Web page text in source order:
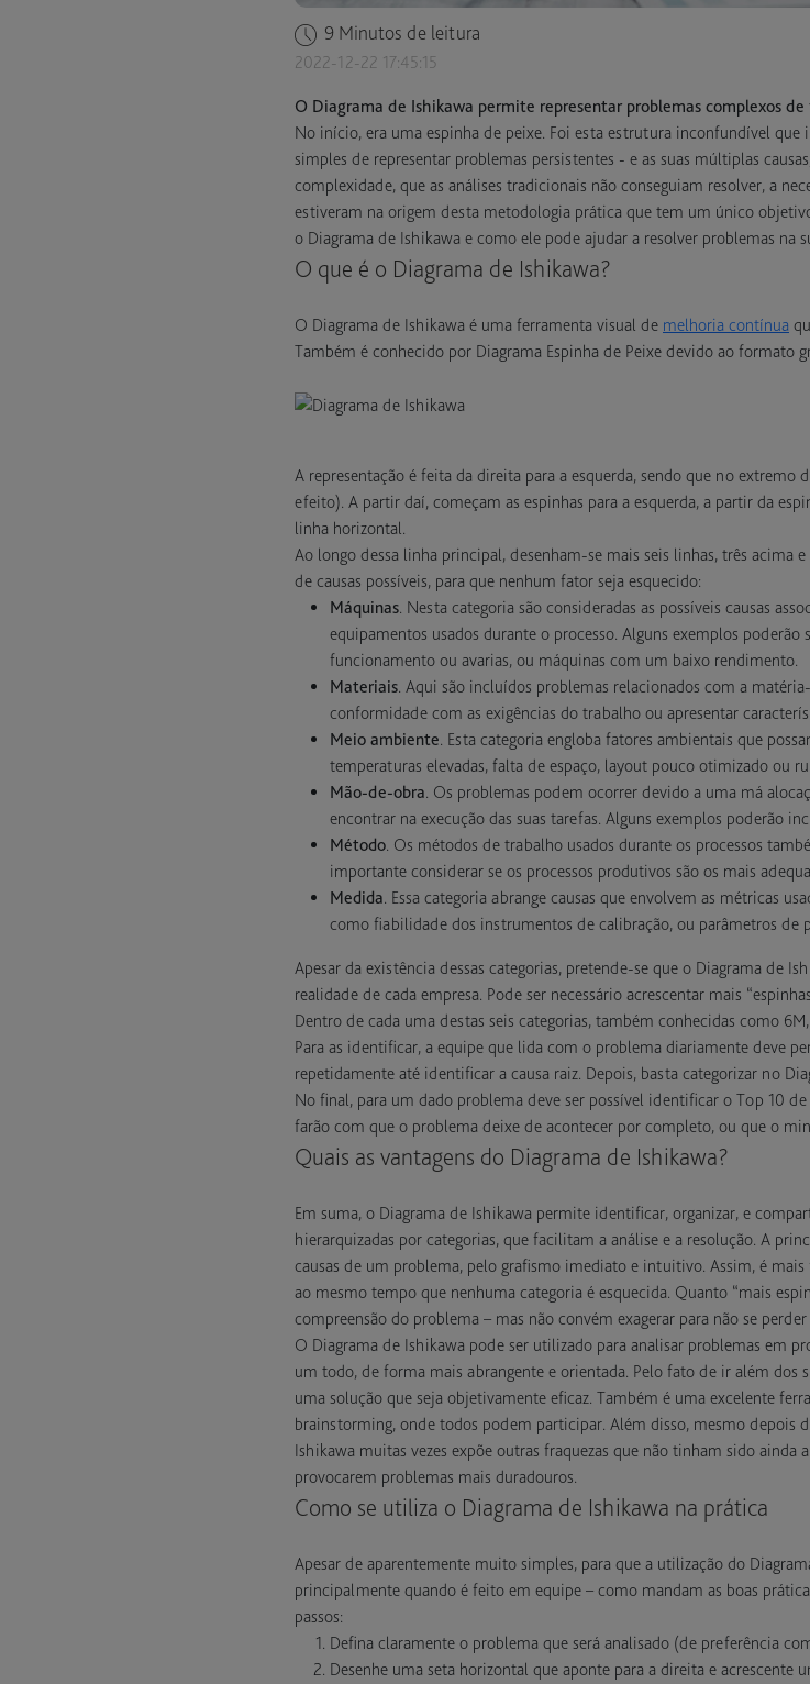
9 Minutos de leitura
2022-12-22 17:45:15
O Diagrama de Ishikawa permite representar problemas complexos
No início, era uma espinha de peixe. Foi esta estrutura inconfundível
simples de representar problemas persistentes - e as suas múltiplas
complexidade, que as análises tradicionais não conseguiam resolver, a
estiveram na origem desta metodologia prática que tem um único
o Diagrama de Ishikawa e como ele pode ajudar a resolver problemas na
O que é o Diagrama de Ishikawa?
O Diagrama de Ishikawa é uma ferramenta visual de melhoria contínua
Também é conhecido por Diagrama Espinha de Peixe devido ao formato
A representação é feita da direita para a esquerda, sendo que no
efeito). A partir daí, começam as espinhas para a esquerda, a partir da
linha horizontal.
Ao longo dessa linha principal, desenham-se mais seis linhas, três acima
de causas possíveis, para que nenhum fator seja esquecido:
Máquinas. Nesta categoria são consideradas as possíveis causas
equipamentos usados durante o processo. Alguns exemplos
funcionamento ou avarias, ou máquinas com um baixo rendimento.
Materiais. Aqui são incluídos problemas relacionados com a
conformidade com as exigências do trabalho ou apresentar
Meio ambiente. Esta categoria engloba fatores ambientais que
temperaturas elevadas, falta de espaço, layout pouco otimizado ou
Mão-de-obra. Os problemas podem ocorrer devido a uma má
encontrar na execução das suas tarefas. Alguns exemplos poderão
Método. Os métodos de trabalho usados durante os processos
importante considerar se os processos produtivos são os mais
Medida. Essa categoria abrange causas que envolvem as métricas
como fiabilidade dos instrumentos de calibração, ou parâmetros de
Apesar da existência dessas categorias, pretende-se que o Diagrama de
realidade de cada empresa. Pode ser necessário acrescentar mais
Dentro de cada uma destas seis categorias, também conhecidas como
Para as identificar, a equipe que lida com o problema diariamente deve
repetidamente até identificar a causa raiz. Depois, basta categorizar no
No final, para um dado problema deve ser possível identificar o Top 10
farão com que o problema deixe de acontecer por completo, ou que o
Quais as vantagens do Diagrama de Ishikawa?
Em suma, o Diagrama de Ishikawa permite identificar, organizar, e
hierarquizadas por categorias, que facilitam a análise e a resolução. A
causas de um problema, pelo grafismo imediato e intuitivo. Assim, é
ao mesmo tempo que nenhuma categoria é esquecida. Quanto “mais
compreensão do problema – mas não convém exagerar para não se
O Diagrama de Ishikawa pode ser utilizado para analisar problemas em
um todo, de forma mais abrangente e orientada. Pelo fato de ir além dos
uma solução que seja objetivamente eficaz. Também é uma excelente
brainstorming, onde todos podem participar. Além disso, mesmo depois
Ishikawa muitas vezes expõe outras fraquezas que não tinham sido
provocarem problemas mais duradouros.
Como se utiliza o Diagrama de Ishikawa na prática
Apesar de aparentemente muito simples, para que a utilização do
principalmente quando é feito em equipe – como mandam as boas
passos:
Defina claramente o problema que será analisado (de preferência
Desenhe uma seta horizontal que aponte para a direita e acrescente